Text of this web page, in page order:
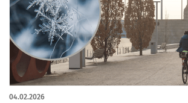
04.02.2026